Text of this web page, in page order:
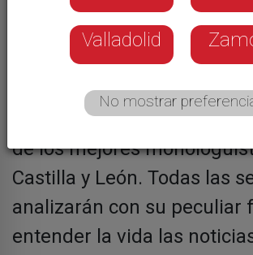
Programa de humor
Roberto ‘Chapu’ y Fran el
la colaboración de Quique
de los mejores
Castilla y León. Todas las
analizarán con su peculiar
entender la vida las
Valladolid
No mostrar